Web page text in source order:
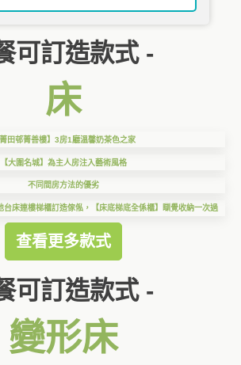
可訂造款式 -
床
菁田邨菁善樓】3房1廳溫馨奶茶色之家
【大圍名城】為主人房注入藝術風格
不同間房方法的優劣
台床連樓梯櫃訂造傢俬，【床底梯底全係櫃】瞓覺收納一次過
查看更多款式
可訂造款式 -
變形床